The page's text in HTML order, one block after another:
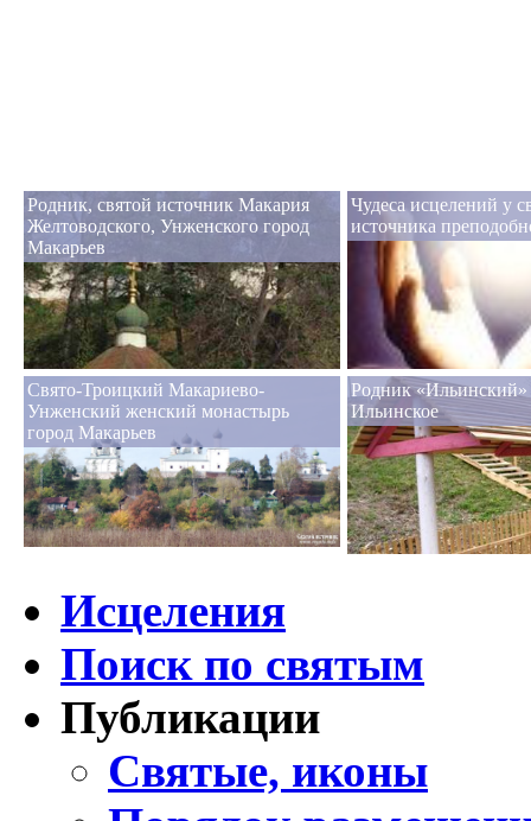
Родник, святой источник Макария
Желтоводского, Унженского город
Макарьев
Чудеса исцелений у
источника
Свято-Троицкий Макариево-
Унженский женский монастырь
город Макарьев
Родник «Ильинский»
Ильинское
Исцеления
Поиск по святым
Публикации
Святые, иконы